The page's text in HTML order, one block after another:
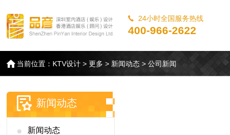
24小时全国服务热线
400-966-2622
当前位置： KTV设计 >更多 > 新闻动态 >公司新闻
新闻动态
新闻动态